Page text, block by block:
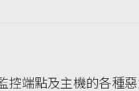
控端點及主機的各種